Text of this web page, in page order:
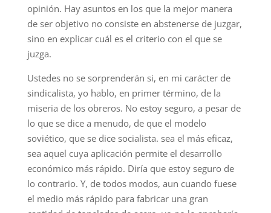
opinión. Hay asuntos en los que la mejor manera
de ser objetivo no consiste en abstenerse de juzgar,
sino en explicar cuál es el criterio con el que se
juzga.
Ustedes no se sorprenderán si, en mi carácter de
sindicalista, yo hablo, en primer término, de la
miseria de los obreros. No estoy seguro, a pesar de
lo que se dice a menudo, de que el modelo
soviético, que se dice socialista. sea el más eficaz,
sea aquel cuya aplicación permite el desarrollo
económico más rápido. Diría que estoy seguro de
lo contrario. Y, de todos modos, aun cuando fuese
el medio más rápido para fabricar una gran